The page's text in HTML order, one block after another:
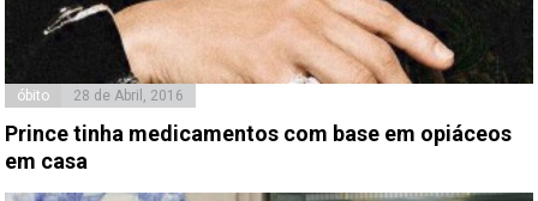
óbito 28 de Abril, 2016
Prince tinha medicamentos com base em opiáceos
em casa